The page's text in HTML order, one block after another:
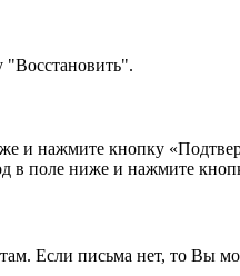
"Восстановить".
и нажмите кнопку
в поле ниже и нажмите
Если письма нет, то Вы